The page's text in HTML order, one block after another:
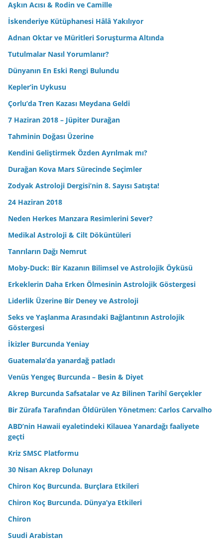
Aşkın Acısı & Rodin ve Camille
İskenderiye Kütüphanesi Hâlâ Yakılıyor
Adnan Oktar ve Müritleri Soruşturma Altında
Tutulmalar Nasıl Yorumlanır?
Dünyanın En Eski Rengi Bulundu
Kepler’in Uykusu
Çorlu’da Tren Kazası Meydana Geldi
7 Haziran 2018 – Jüpiter Durağan
Tahminin Doğası Üzerine
Kendini Geliştirmek Özden Ayrılmak mı?
Durağan Kova Mars Sürecinde Seçimler
Zodyak Astroloji Dergisi’nin 8. Sayısı Satışta!
24 Haziran 2018
Neden Herkes Manzara Resimlerini Sever?
Medikal Astroloji & Cilt Döküntüleri
Tanrıların Dağı Nemrut
Moby-Duck: Bir Kazanın Bilimsel ve Astrolojik Öyküsü
Erkeklerin Daha Erken Ölmesinin Astrolojik Göstergesi
Liderlik Üzerine Bir Deney ve Astroloji
Seks ve Yaşlanma Arasındaki Bağlantının Astrolojik
Göstergesi
İkizler Burcunda Yeniay
Guatemala’da yanardağ patladı
Venüs Yengeç Burcunda – Besin & Diyet
Akrep Burcunda Safsatalar ve Az Bilinen Tarihî Gerçekler
Bir Zürafa Tarafından Öldürülen Yönetmen: Carlos Carvalho
ABD’nin Hawaii eyaletindeki Kilauea Yanardağı faaliyete
geçti
Kriz SMSC Platformu
30 Nisan Akrep Dolunayı
Chiron Koç Burcunda. Burçlara Etkileri
Chiron Koç Burcunda. Dünya’ya Etkileri
Chiron
Suudi Arabistan